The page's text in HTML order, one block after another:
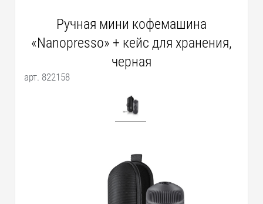
Ручная мини кофемашина
«Nanopresso» + кейс для хранения,
черная
арт. 822158